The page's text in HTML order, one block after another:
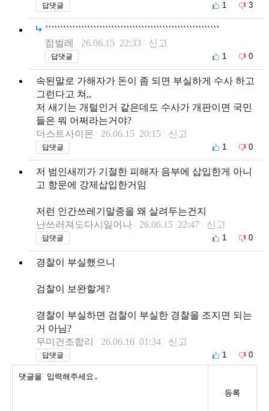
답댓글 1 3
``````````````````````````````````````````````````````````
점벌레
26.06.15 22:33 신고
답댓글 1 0
속된말로 가해자가 돈이 좀 되면 부실하게 수사 하고
그런다고 쳐,,
저 새기는 개털인거 같은데도 수사가 개판이면 국민
들은 뭐 어쩌라는거야?
더스트사이몬
26.06.15 20:15 신고
답댓글 1 0
저 범인새끼가 기절한 피해자 음부에 삽입한게 아니
고 항문에 강제삽입한거임
저런 인간쓰레기말종을 왜 살려두는건지
난쓰러져도다시일어나
26.06.15 22:47 신고
답댓글 1 0
경찰이 부실했으니
검찰이 보완할게?
경찰이 부실하면 검찰이 부실한 경찰을 조지면 되는
거 아님?
무미건조합리
26.06.16 01:34 신고
답댓글 1 0
등록